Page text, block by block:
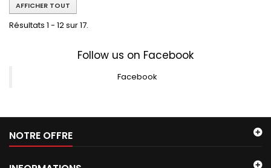
AFFICHER TOUT
Résultats 1 - 12 sur 17.
Follow us on Facebook
Facebook
NOTRE OFFRE